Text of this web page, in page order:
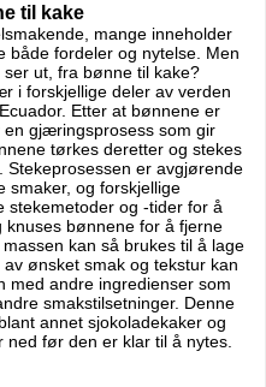
til kake
mange inneholder
både fordeler og nytelse. Men
ut, fra bønne til kake?
i forskjellige deler av verden
Etter at bønnene er
gjæringsprosess som gir
tørkes deretter og stekes
er avgjørende
smaker, og forskjellige
stekemetoder og -tider for å
knuses bønnene for å fjerne
kan så brukes til å lage
ønsket smak og tekstur kan
med andre ingredienser som
smakstilsetninger. Denne
annet sjokoladekaker og
før den er klar til å nytes.